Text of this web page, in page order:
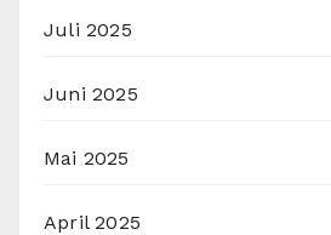
Juli 2025
Juni 2025
Mai 2025
April 2025